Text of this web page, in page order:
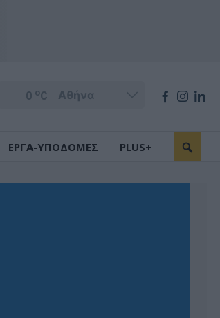
0 oC
ΕΡΓΑ-ΥΠΟΔΟΜΕΣ PLUS+